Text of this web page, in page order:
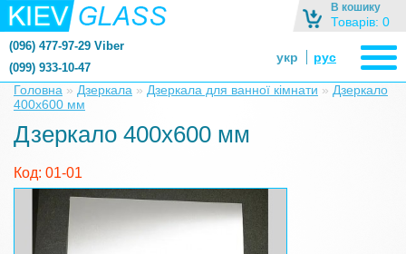
В кошику
Товарів: 0
(096) 477-97-29 Viber
(099) 933-10-47
zerkalonazakaz@gmail.com
zerkaloshop@ukr.net
укр рус
Головна » Дзеркала » Дзеркала для ванної кімнати » Дзеркало
400х600 мм
Дзеркало 400х600 мм
Код: 01-01